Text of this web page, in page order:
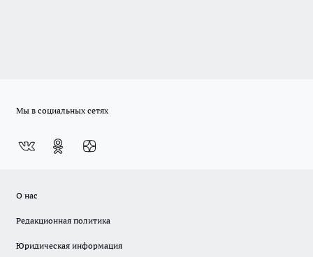
Мы в социальных сетях
О нас
Редакционная политика
Юридическая информация